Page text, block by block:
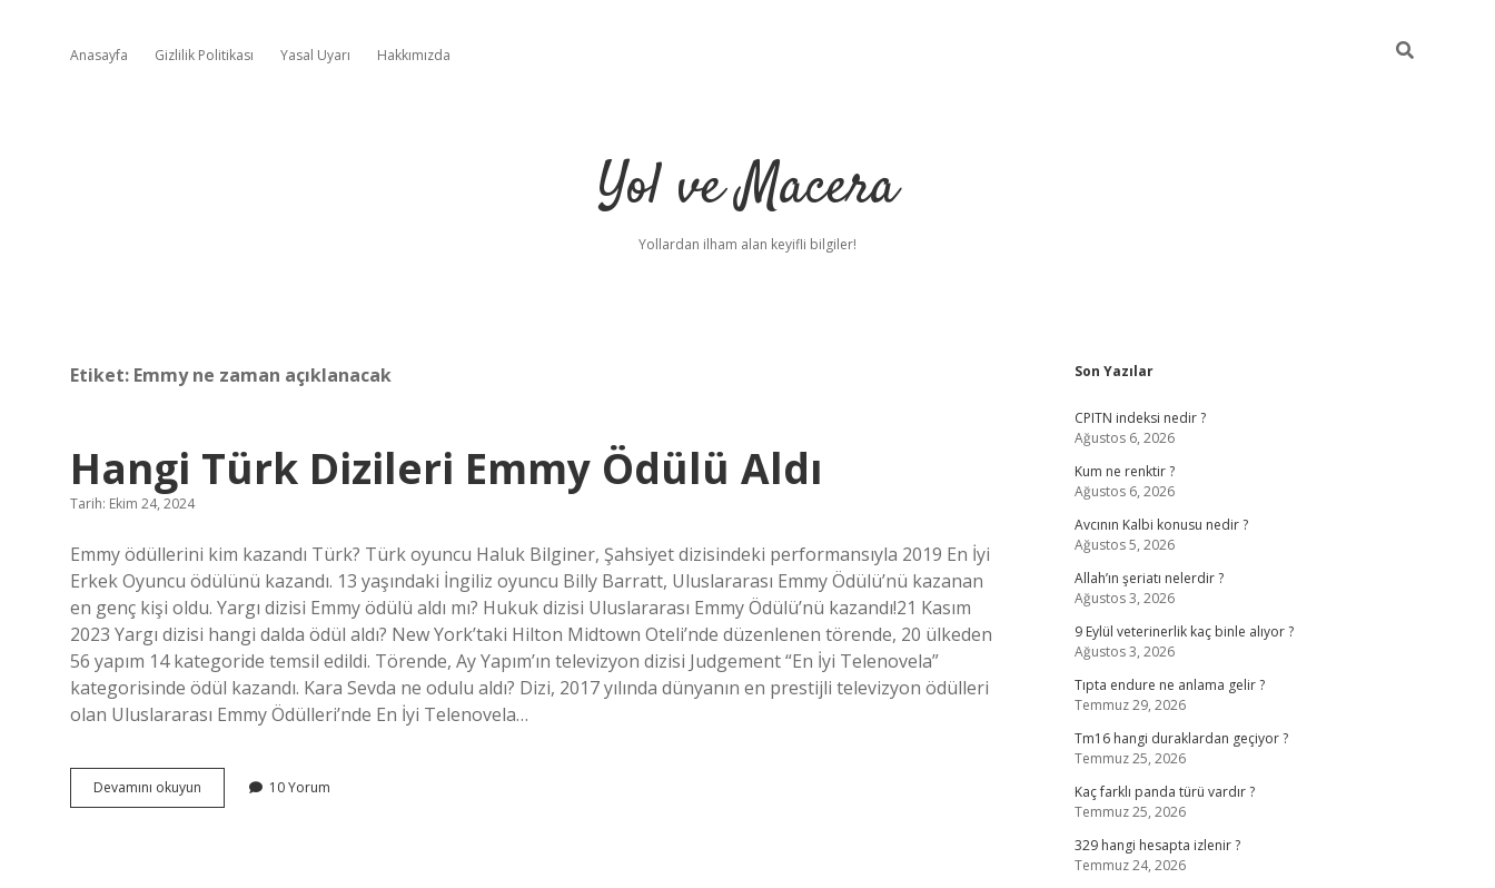
Anasayfa Gizlilik Politikası Yasal Uyarı Hakkımızda
Yol ve Macera
Yollardan ilham alan keyifli bilgiler!
Etiket: Emmy ne zaman açıklanacak
Hangi Türk Dizileri Emmy Ödülü Aldı
Tarih: Ekim 24, 2024
Emmy ödüllerini kim kazandı Türk? Türk oyuncu Haluk Bilginer, Şahsiyet dizisindeki performansıyla 2019 En İyi
Erkek Oyuncu ödülünü kazandı. 13 yaşındaki İngiliz oyuncu Billy Barratt, Uluslararası Emmy Ödülü’nü kazanan
en genç kişi oldu. Yargı dizisi Emmy ödülü aldı mı? Hukuk dizisi Uluslararası Emmy Ödülü’nü kazandı!21 Kasım
2023 Yargı dizisi hangi dalda ödül aldı? New York’taki Hilton Midtown Oteli’nde düzenlenen törende, 20 ülkeden
56 yapım 14 kategoride temsil edildi. Törende, Ay Yapım’ın televizyon dizisi Judgement “En İyi Telenovela”
kategorisinde ödül kazandı. Kara Sevda ne odulu aldı? Dizi, 2017 yılında dünyanın en prestijli televizyon ödülleri
olan Uluslararası Emmy Ödülleri’nde En İyi Telenovela…
Devamını okuyun
Türk
10 Yorum
Sidebar
Son Yazılar
CPITN indeksi nedir ?
Ağustos 6, 2026
Kum ne renktir ?
Ağustos 6, 2026
Avcının Kalbi konusu nedir ?
Ağustos 5, 2026
Allah’ın şeriatı nelerdir ?
Ağustos 3, 2026
9 Eylül veterinerlik kaç binle alıyor ?
Ağustos 3, 2026
Tıpta endure ne anlama gelir ?
Temmuz 29, 2026
Tm16 hangi duraklardan geçiyor ?
Temmuz 25, 2026
Kaç farklı panda türü vardır ?
Temmuz 25, 2026
329 hangi hesapta izlenir ?
Temmuz 24, 2026